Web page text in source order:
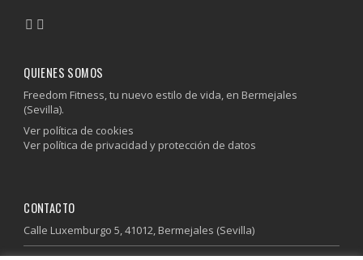
QUIENES SOMOS
Freedom Fitness, tu nuevo estilo de vida, en Bermejales
(Sevilla).
Ver política de cookies
Ver política de privacidad y protección de datos
CONTACTO
Calle Luxemburgo 5, 41012, Bermejales (Sevilla)